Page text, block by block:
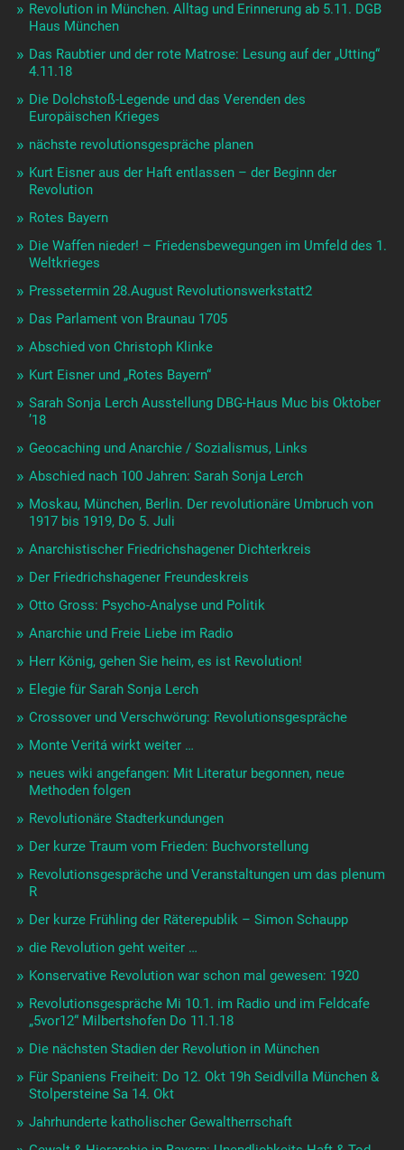
Revolution in München. Alltag und Erinnerung ab 5.11. DGB
Haus München
Das Raubtier und der rote Matrose: Lesung auf der „Utting“
4.11.18
Die Dolchstoß-Legende und das Verenden des
Europäischen Krieges
nächste revolutionsgespräche planen
Kurt Eisner aus der Haft entlassen – der Beginn der
Revolution
Rotes Bayern
Die Waffen nieder! – Friedensbewegungen im Umfeld des 1.
Weltkrieges
Pressetermin 28.August Revolutionswerkstatt2
Das Parlament von Braunau 1705
Abschied von Christoph Klinke
Kurt Eisner und „Rotes Bayern“
Sarah Sonja Lerch Ausstellung DBG-Haus Muc bis Oktober
’18
Geocaching und Anarchie / Sozialismus, Links
Abschied nach 100 Jahren: Sarah Sonja Lerch
Moskau, München, Berlin. Der revolutionäre Umbruch von
1917 bis 1919, Do 5. Juli
Anarchistischer Friedrichshagener Dichterkreis
Der Friedrichshagener Freundeskreis
Otto Gross: Psycho-Analyse und Politik
Anarchie und Freie Liebe im Radio
Herr König, gehen Sie heim, es ist Revolution!
Elegie für Sarah Sonja Lerch
Crossover und Verschwörung: Revolutionsgespräche
Monte Veritá wirkt weiter …
neues wiki angefangen: Mit Literatur begonnen, neue
Methoden folgen
Revolutionäre Stadterkundungen
Der kurze Traum vom Frieden: Buchvorstellung
Revolutionsgespräche und Veranstaltungen um das plenum
R
Der kurze Frühling der Räterepublik – Simon Schaupp
die Revolution geht weiter …
Konservative Revolution war schon mal gewesen: 1920
Revolutionsgespräche Mi 10.1. im Radio und im Feldcafe
„5vor12“ Milbertshofen Do 11.1.18
Die nächsten Stadien der Revolution in München
Für Spaniens Freiheit: Do 12. Okt 19h Seidlvilla München &
Stolpersteine Sa 14. Okt
Jahrhunderte katholischer Gewaltherrschaft